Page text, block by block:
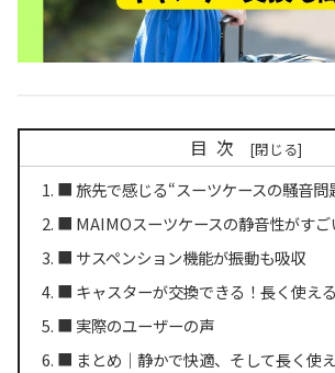
目次
■ 旅先で感じる“スーツケースの騒音問
■ MAIMOスーツケースの静音性がすご
■ サスペンション機能が振動も吸収
■ キャスターが交換できる！長く使え
■ 実際のユーザーの声
■ まとめ｜静かで快適、そして長く使